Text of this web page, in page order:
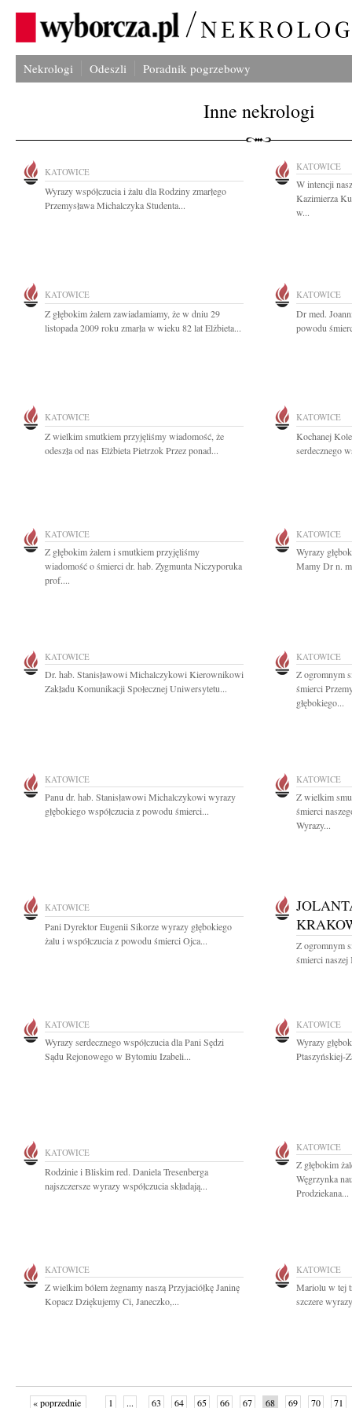
Nekrologi Odeszli Poradnik pogrzebowy
Inne nekrologi
KATOWICE
Wyrazy współczucia i żalu dla Rodziny zmarłego
Przemysława Michalczyka Studenta...
KATOWICE
W intencji
Kazimierza
w...
KATOWICE
Z głębokim żalem zawiadamiamy, że w dniu 29
listopada 2009 roku zmarła w wieku 82 lat Elżbieta...
KATOWICE
Dr med.
powodu
KATOWICE
Z wielkim smutkiem przyjęliśmy wiadomość, że
odeszła od nas Elżbieta Pietrzok Przez ponad...
KATOWICE
Kochanej
serdecznego
KATOWICE
Z głębokim żalem i smutkiem przyjęliśmy
wiadomość o śmierci dr. hab. Zygmunta Niczyporuka
prof....
KATOWICE
Wyrazy
Mamy Dr n.
KATOWICE
Dr. hab. Stanisławowi Michalczykowi Kierownikowi
Zakładu Komunikacji Społecznej Uniwersytetu...
KATOWICE
Z ogromnym
śmierci
głębokiego...
KATOWICE
Panu dr. hab. Stanisławowi Michalczykowi wyrazy
głębokiego współczucia z powodu śmierci...
KATOWICE
Z wielkim
śmierci
Wyrazy...
KATOWICE
Pani Dyrektor Eugenii Sikorze wyrazy głębokiego
żalu i współczucia z powodu śmierci Ojca...
Z ogromnym
śmierci
KATOWICE
Wyrazy serdecznego współczucia dla Pani Sędzi
Sądu Rejonowego w Bytomiu Izabeli...
KATOWICE
Wyrazy
Ptaszyńskiej-
KATOWICE
Rodzinie i Bliskim red. Daniela Tresenberga
najszczersze wyrazy współczucia składają...
KATOWICE
Z głębokim
Węgrzynka
Prodziekana...
KATOWICE
Z wielkim bólem żegnamy naszą Przyjaciółkę Janinę
Kopacz Dziękujemy Ci, Janeczko,...
KATOWICE
Mariolu w tej
szczere
« poprzednie 1 ... 63 64 65 66 67 68 69 70 71